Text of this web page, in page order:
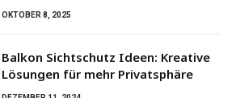
OKTOBER 8, 2025
Balkon Sichtschutz Ideen: Kreative
Lösungen für mehr Privatsphäre